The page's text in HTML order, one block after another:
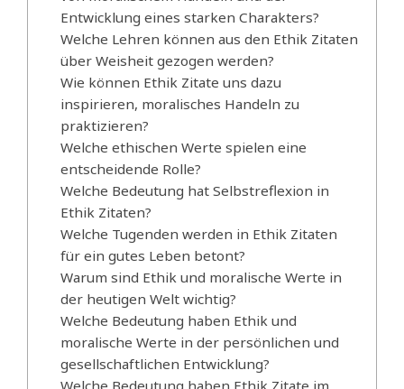
Entwicklung eines starken Charakters?
Welche Lehren können aus den Ethik Zitaten
über Weisheit gezogen werden?
Wie können Ethik Zitate uns dazu
inspirieren, moralisches Handeln zu
praktizieren?
Welche ethischen Werte spielen eine
entscheidende Rolle?
Welche Bedeutung hat Selbstreflexion in
Ethik Zitaten?
Welche Tugenden werden in Ethik Zitaten
für ein gutes Leben betont?
Warum sind Ethik und moralische Werte in
der heutigen Welt wichtig?
Welche Bedeutung haben Ethik und
moralische Werte in der persönlichen und
gesellschaftlichen Entwicklung?